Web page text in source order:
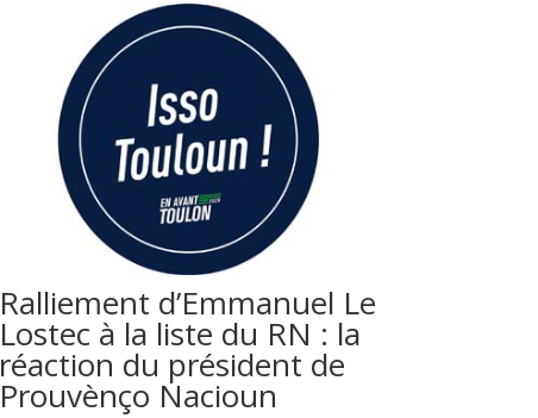
Ralliement d’Emmanuel Le
Lostec à la liste du RN : la
réaction du président de
Prouvènço Nacioun